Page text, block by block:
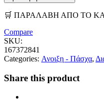
🛒 ΠΑΡΑΛΑΒΗ ΑΠΟ ΤΟ
Compare
SKU:
167372841
Categories: Ανοιξη - Πάσχα,
Share this product